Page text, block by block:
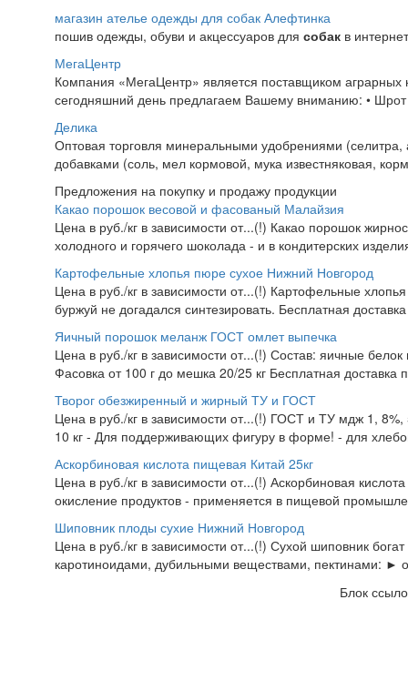
магазин ателье одежды для собак Алефтинка
пошив одежды, обуви и акцессуаров для собак в
МегаЦентр
Компания «МегаЦентр» является поставщиком
сегодняшний день предлагаем Вашему вниманию: •
Делика
Оптовая торговля минеральными удобрениями
добавками (соль, мел кормовой, мука известняковая,
Предложения на покупку и продажу продукции
Какао порошок весовой и фасованый Малайзия
Цена в руб./кг в зависимости от...(!) Какао порошок
холодного и горячего шоколада - и в кондитерских
Картофельные хлопья пюре сухое Нижний Новгород
Цена в руб./кг в зависимости от...(!) Картофельные
буржуй не догадался синтезировать. Бесплатная
Яичный порошок меланж ГОСТ омлет выпечка
Цена в руб./кг в зависимости от...(!) Состав: яичные
Фасовка от 100 г до мешка 20/25 кг Бесплатная
Творог обезжиренный и жирный ТУ и ГОСТ
Цена в руб./кг в зависимости от...(!) ГОСТ и ТУ мдж 1,
10 кг - Для поддерживающих фигуру в форме! - для
Аскорбиновая кислота пищевая Китай 25кг
Цена в руб./кг в зависимости от...(!) Аскорбиновая
окисление продуктов - применяется в пищевой
Шиповник плоды сухие Нижний Новгород
Цена в руб./кг в зависимости от...(!) Сухой шиповник
каротиноидами, дубильными веществами, пектинами:
Блок